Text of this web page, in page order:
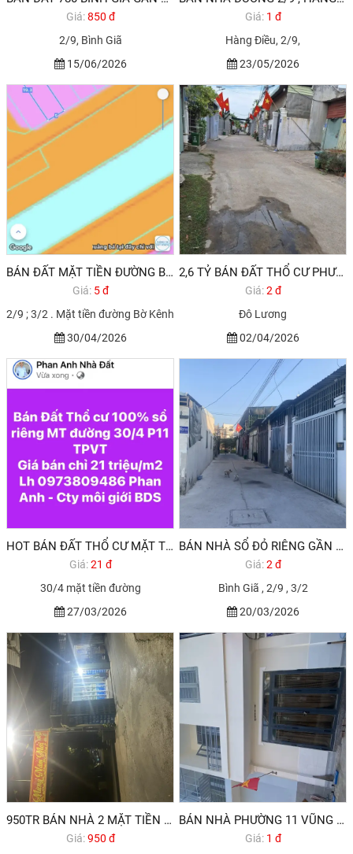
Giá:850 đ
2/9, Bình Giã
15/06/2026
Giá: 1 đ
Hàng Điều, 2/9,
23/05/2026
BÁN ĐẤT MẶT TIỀN ĐƯỜNG BỜ SÔNG PHƯỜNG 10 VŨNG TÀU GIÁ CHỈ 5,5 TỶ
Giá: 5 đ
2/9 ; 3/2 . Mặt tiền đường Bờ Kênh
30/04/2026
2,6 TỶ BÁN ĐẤT THỔ CƯ PHƯỜNG 11 VŨNG TÀU
Giá:2 đ
Đô Lương
02/04/2026
HOT BÁN ĐẤT THỔ CƯ MẶT TIỀN ĐƯỜNG 30/4 P11 TPVT
Giá:21 đ
30/4 mặt tiền đường
27/03/2026
BÁN NHÀ SỔ ĐỎ RIÊNG GẦN KHU KHANG LINH VŨNG TÀU
Giá:2 đ
Bình Giã , 2/9 , 3/2
20/03/2026
950TR BÁN NHÀ 2 MẶT TIỀN ĐƯỜNG BỜ KÊNH 828 BÌNH GIÃ VŨNG TÀU
Giá:950 đ
BÁN NHÀ PHƯỜNG 11 VŨNG TÀU ĐƯỜNG 2/9 - ĐÔ LƯƠNG
Giá: 1 đ